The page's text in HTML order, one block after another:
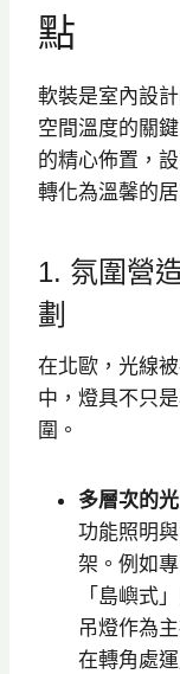
點
軟裝是室內設
空間溫度的關
的精心佈置，
轉化為溫馨的居
1. 氛圍營
劃
在北歐，光線
中，燈具不只
圍。
多層次的
功能照明
架。例如
「島嶼式
吊燈作為
在轉角處